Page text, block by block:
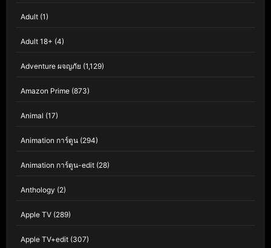
Adult (1)
Adult 18+ (4)
Adventure ผจญภัย (1,129)
Amazon Prime (873)
Animal (17)
Animation การ์ตูน (294)
Animation การ์ตูน-edit (28)
Anthology (2)
Apple TV (289)
Apple TV+edit (307)